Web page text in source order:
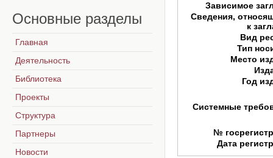
Зависимое
Сведения,
к
Вид
Тип
Место
Год
Системные
№
Дата
Основные разделы
Главная
Деятельность
Библиотека
Проекты
Структура
Партнеры
Новости